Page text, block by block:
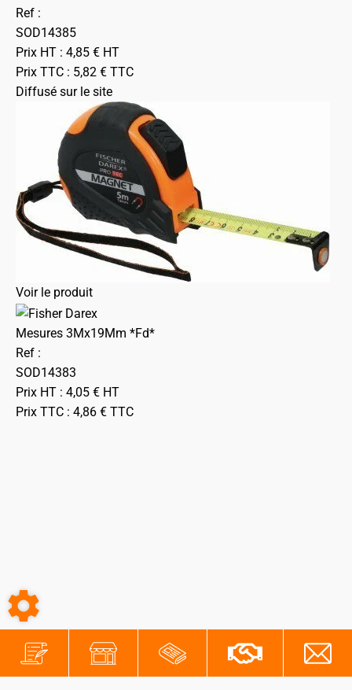
Ref :
SOD14385
Prix HT : 4,85 € HT
Prix TTC : 5,82 € TTC
Diffusé sur le site
Voir le produit
Mesures 3Mx19Mm *Fd*
Ref :
SOD14383
Prix HT : 4,05 € HT
Prix TTC : 4,86 € TTC